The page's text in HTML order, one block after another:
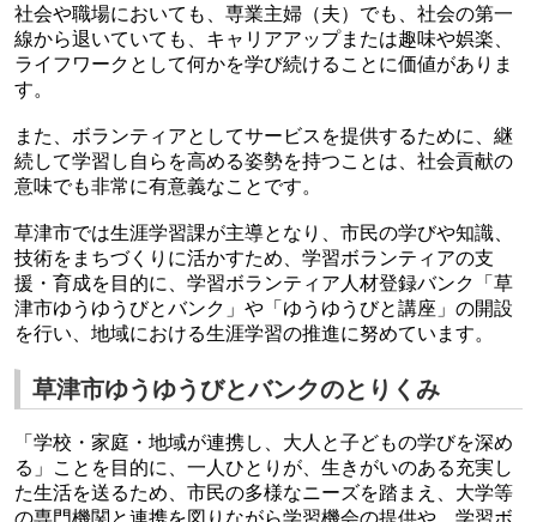
社会や職場においても、専業主婦（夫）でも、社会の第一
線から退いていても、キャリアアップまたは趣味や娯楽
ライフワーク として何かを学び続けることに価値がありま
す。
また、 ボランティアとしてサービス を提供するために、継
続して学習し自らを高める姿勢を持つことは、社会貢献の
意味でも非常に有意義なことです。
草津市では生涯学習課が主導となり、市民の学びや知識、
技術をまちづくりに活かすため、学習ボランティアの支
援・育成を目的に、学習ボランティア人材登録バンク「草
津市ゆうゆうびとバンク」や「ゆうゆうびと講座」の開設
を行い、地域における生涯学習の推進に努めています。
草津市ゆうゆうびとバンクのとりくみ
「学校・家庭・地域が連携し、大人と子どもの学びを深め
る」ことを目的に、一人ひとりが、生きがいのある充実し
た生活を送るため、市民の多様なニーズを踏まえ、大学等
の専門機関と連携を図りながら学習機会の提供や、学習ボ